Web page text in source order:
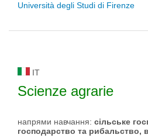
Università degli Studi di Firenze
IT
Scienze agrarie
напрями навчання: сільське
господарство та рибальство,